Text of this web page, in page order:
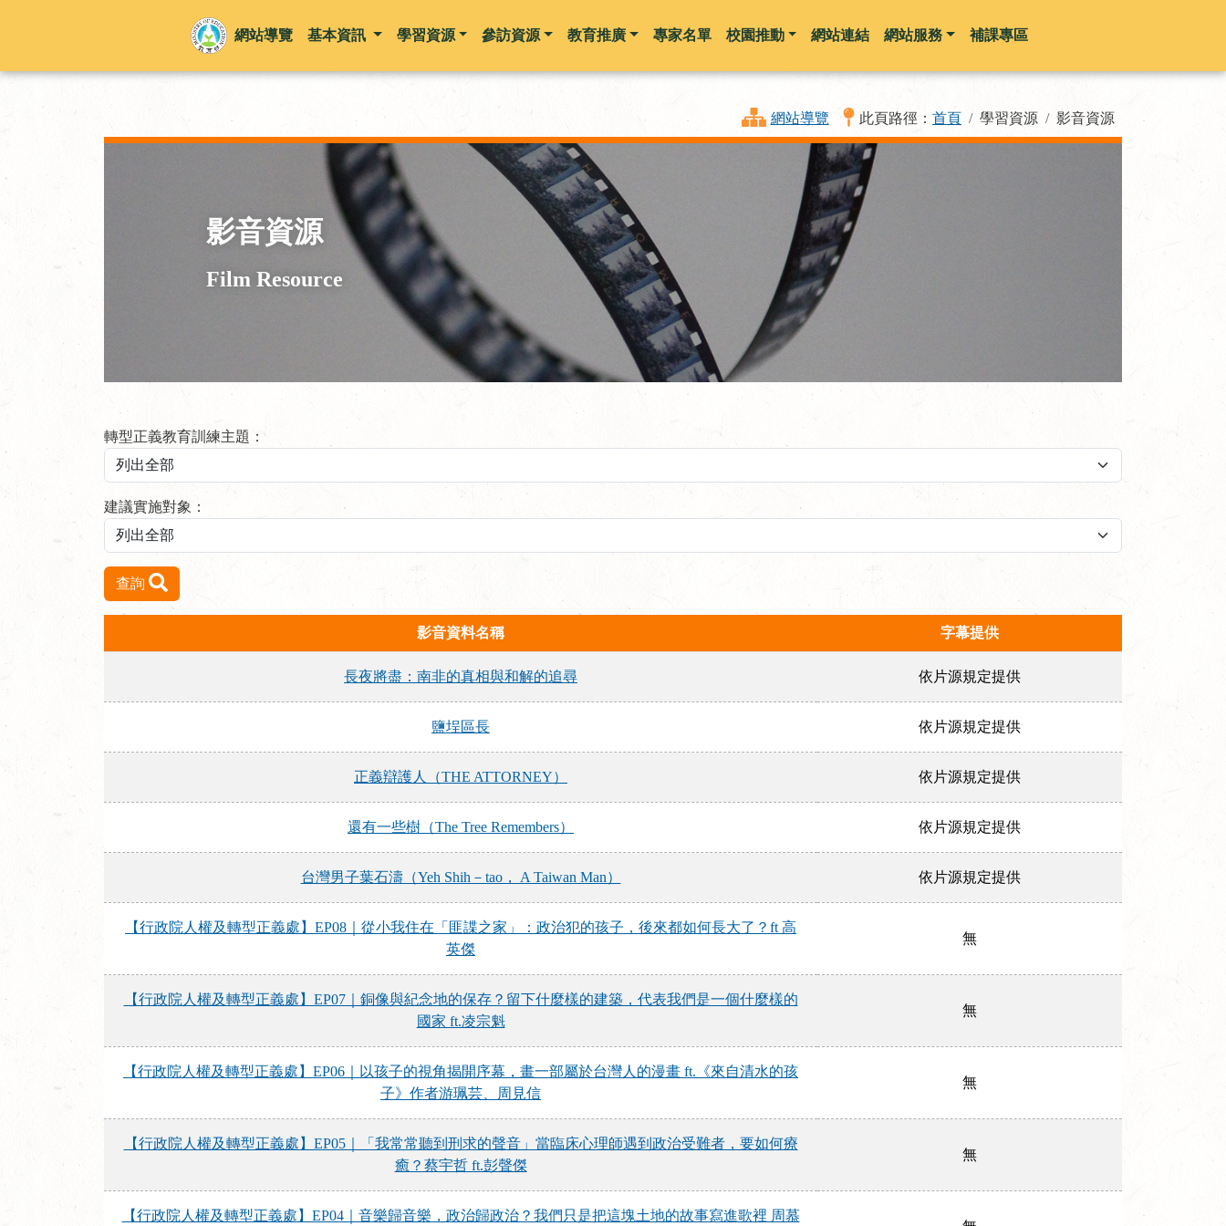
跳到主要內容
網站導覽 基本資訊 學習資源 參訪資源 教育推廣 專家名單 校園推動 網站連結 網站服務 補課專區
網站導覽 此頁路徑： 首頁 學習資源 影音資源
影音資源
Film Resource
轉型正義教育訓練主題：
建議實施對象：
查詢
影音資料名稱 字幕提供
長夜將盡：南非的真相與和解的追尋 依片源規定提供
鹽埕區長 依片源規定提供
正義辯護人（THE ATTORNEY） 依片源規定提供
還有一些樹（The Tree Remembers） 依片源規定提供
台灣男子葉石濤（Yeh Shih－tao， A Taiwan Man） 依片源規定提供
【行政院人權及轉型正義處】EP08｜從小我住在「匪諜之家」：政治犯的孩子，後來都如何長大了？ft 高
英傑
無
【行政院人權及轉型正義處】EP07｜銅像與紀念地的保存？留下什麼樣的建築，代表我們是一個什麼樣的
國家 ft.凌宗魁
無
【行政院人權及轉型正義處】EP06｜以孩子的視角揭開序幕，畫一部屬於台灣人的漫畫 ft.《來自清水的孩
子》作者游珮芸、周見信
無
【行政院人權及轉型正義處】EP05｜「我常常聽到刑求的聲音」當臨床心理師遇到政治受難者，要如何療
癒？蔡宇哲 ft.彭聲傑
無
【行政院人權及轉型正義處】EP04｜音樂歸音樂，政治歸政治？我們只是把這塊土地的故事寫進歌裡 周慕